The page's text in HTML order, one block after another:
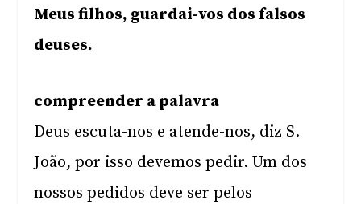
Meus filhos, guardai-vos dos falsos
deuses.
compreender a palavra
Deus escuta-nos e atende-nos, diz S.
João, por isso devemos pedir. Um dos
nossos pedidos deve ser pelos